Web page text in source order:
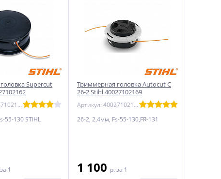
Supercut
Артикул: 40027102162
55-130 STIHL
за 1
Триммерная головка Autocut C
26-2 Stihl 40027102169
Артикул: 40027102169
26-2, 2,4мм, Fs-55-130,FR-131
1 100 p. за 1